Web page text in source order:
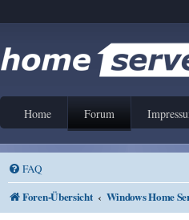
Home Forum
FAQ
Foren-Übersicht Windows Home